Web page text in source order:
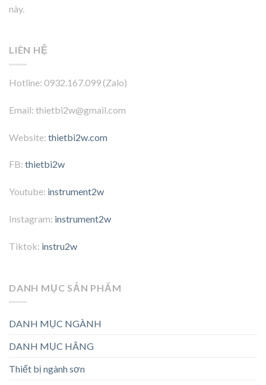
này.
LIÊN HỆ
Hotline: 0932.167.099 (Zalo)
Email: thietbi2w@gmail.com
Website: thietbi2w.com
FB: thietbi2w
Youtube: instrument2w
Instagram: instrument2w
Tiktok: instru2w
DANH MỤC SẢN PHẨM
DANH MỤC NGÀNH
DANH MỤC HÃNG
Thiết bị ngành sơn